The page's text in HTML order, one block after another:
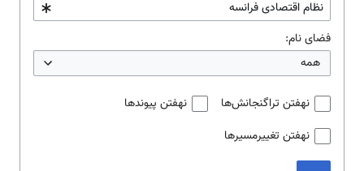
فضای نام:
همه
نهفتن تراگنجانش‌ها
نهفتن پیوندها
نهفتن تغییرمسیرها